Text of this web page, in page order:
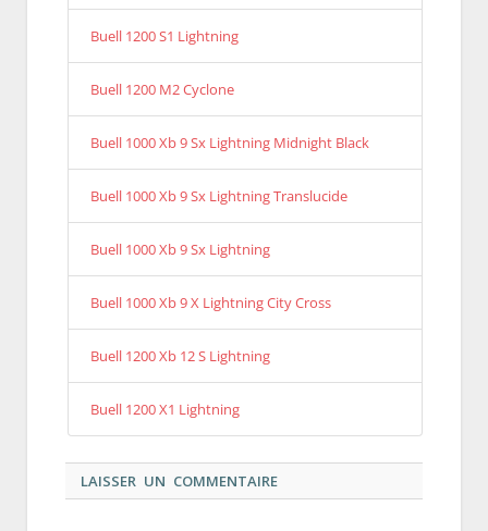
Buell 1200 S1 Lightning
Buell 1200 M2 Cyclone
Buell 1000 Xb 9 Sx Lightning Midnight Black
Buell 1000 Xb 9 Sx Lightning Translucide
Buell 1000 Xb 9 Sx Lightning
Buell 1000 Xb 9 X Lightning City Cross
Buell 1200 Xb 12 S Lightning
Buell 1200 X1 Lightning
LAISSER UN COMMENTAIRE